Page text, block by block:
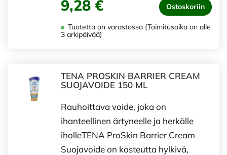
9,28 € Ostoskoriin
Tuotetta on varastossa (Toimitusaika on alle
3 arkipäivää)
TENA PROSKIN BARRIER CREAM
SUOJAVOIDE 150 ML
Rauhoittava voide, joka on
ihanteellinen ärtyneelle ja herkälle
iholleTENA ProSkin Barrier Cream
Suojavoide on kosteutta hylkivä,